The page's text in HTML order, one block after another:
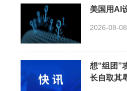
美国用AI
2026-08-
想“组团”
长自取其